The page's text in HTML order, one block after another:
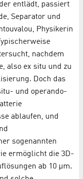
entlädt, passiert
Separator und
Physikerin
nachdem
also ex situ und zu
Doch das
und operando-
ablaufen, und
sogenannten
ermöglicht die 3D-
ab 10 µm.